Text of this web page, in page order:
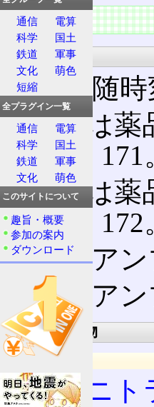
情報
製品
薬価は随
1mg錠は薬
ROCHE
2mg錠は薬
ROCHE
注射用アン
静注用ア
成分・添加物
成分
フルニト
通信
電算
科学
国土
鉄道
軍事
文化
萌色
短縮
全プラグイン一覧
通信
電算
科学
国土
鉄道
軍事
文化
萌色
このサイトについて
趣旨・概要
参加の案内
ダウンロード